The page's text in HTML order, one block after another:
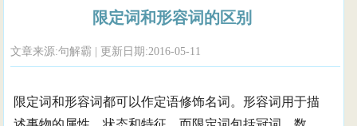
限定词和形容词的区别
文章来源:句解霸 | 更新日期:2016-05-11
限定词和形容词都可以作定语修饰名词。形容词用于描